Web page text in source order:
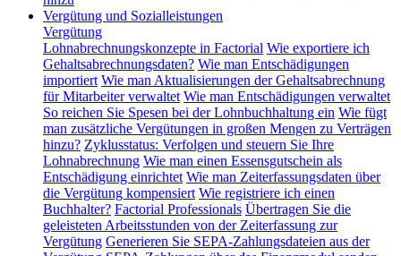
Vergütung und Sozialleistungen
Vergütung
Lohnabrechnungskonzepte in Factorial Wie exportiere ich
Gehaltsabrechnungsdaten? Wie man Entschädigungen
importiert Wie man Aktualisierungen der Gehaltsabrechnung
für Mitarbeiter verwaltet Wie man Entschädigungen verwaltet
So reichen Sie Spesen bei der Lohnbuchhaltung ein Wie fügt
man zusätzliche Vergütungen in großen Mengen zu Verträgen
hinzu? Zyklusstatus: Verfolgen und steuern Sie Ihre
Lohnabrechnung Wie man einen Essensgutschein als
Entschädigung einrichtet Wie man Zeiterfassungsdaten über
die Vergütung kompensiert Wie registriere ich einen
Buchhalter? Factorial Professionals Übertragen Sie die
geleisteten Arbeitsstunden von der Zeiterfassung zur
Vergütung Generieren Sie SEPA-Zahlungsdateien aus der